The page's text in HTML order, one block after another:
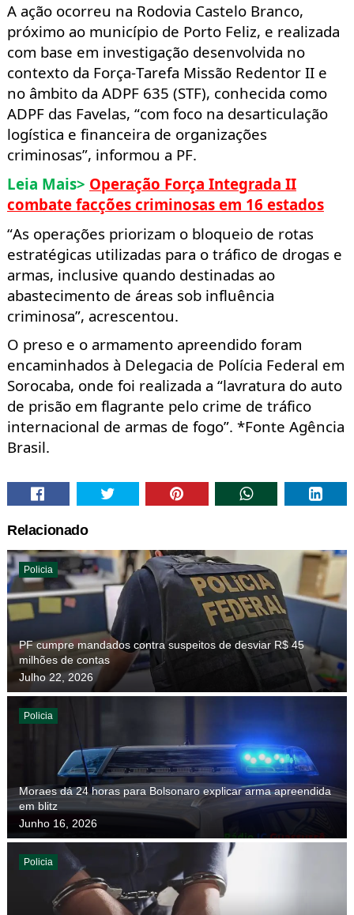
A ação ocorreu na Rodovia Castelo Branco,
próximo ao município de Porto Feliz, e realizada
com base em investigação desenvolvida no
contexto da Força-Tarefa Missão Redentor II e
no âmbito da ADPF 635 (STF), conhecida como
ADPF das Favelas, “com foco na desarticulação
logística e financeira de organizações
criminosas”, informou a PF.
Leia Mais> Operação Força Integrada II
combate facções criminosas em 16 estados
“As operações priorizam o bloqueio de rotas
estratégicas utilizadas para o tráfico de drogas e
armas, inclusive quando destinadas ao
abastecimento de áreas sob influência
criminosa”, acrescentou.
O preso e o armamento apreendido foram
encaminhados à Delegacia de Polícia Federal em
Sorocaba, onde foi realizada a “lavratura do auto
de prisão em flagrante pelo crime de tráfico
internacional de armas de fogo”. *Fonte Agência
Brasil.
Relacionado
Policia
PF cumpre mandados contra suspeitos de desviar R$ 45
milhões de contas
Julho 22, 2026
Policia
Moraes dá 24 horas para Bolsonaro explicar arma apreendida
em blitz
Junho 16, 2026
Policia